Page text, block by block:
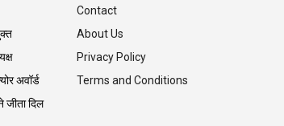
अवॉर्ड
जीता दिल
Contact
About Us
Privacy Policy
Terms and Conditions